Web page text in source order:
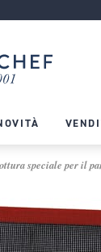
speciale per il